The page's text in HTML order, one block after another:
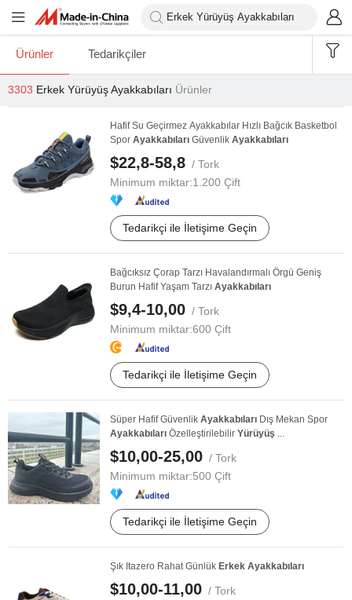
Ürünler Tedarikçiler
3303 Erkek Yürüyüş Ayakkabıları Ürünler
Hafif Su Geçirmez Ayakkabılar Hızlı Bağcık Basketbol
Spor Ayakkabıları Güvenlik Ayakkabıları
$22,8-58,8 / Tork
Minimum miktar:1.200 Çift
Tedarikçi ile İletişime Geçin
Bağcıksız Çorap Tarzı Havalandırmalı Örgü Geniş
Burun Hafif Yaşam Tarzı Ayakkabıları
$9,4-10,00 / Tork
Minimum miktar:600 Çift
Tedarikçi ile İletişime Geçin
Süper Hafif Güvenlik Ayakkabıları Dış Mekan Spor
Ayakkabıları Özelleştirilebilir Yürüyüş ...
$10,00-25,00 / Tork
Minimum miktar:500 Çift
Tedarikçi ile İletişime Geçin
Şık Itazero Rahat Günlük Erkek Ayakkabıları
$10,00-11,00 / Tork